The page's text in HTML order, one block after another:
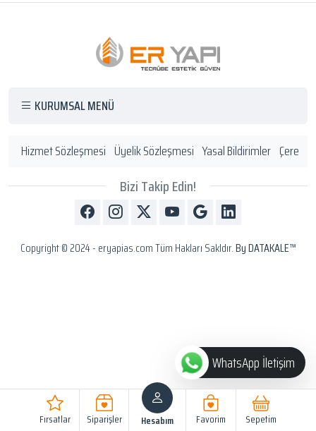
WhatsApp İletişim
KURUMSAL MENÜ
Hizmet Sözleşmesi Üyelik Sözleşmesi Yasal Bildirimler Çerez
Bizi Takip Edin!
Copyright © 2024 - eryapias.com Tüm Hakları Sakldır.By DATAKALE™
Fırsatlar Siparişler Hesabım Favorim Sepetim